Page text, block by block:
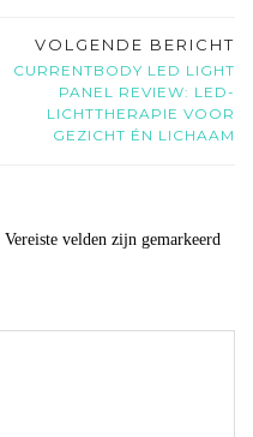
VOLGENDE BERICHT
CURRENTBODY LED LIGHT
PANEL REVIEW: LED-
LICHTTHERAPIE VOOR
GEZICHT ÉN LICHAAM
Vereiste velden zijn gemarkeerd